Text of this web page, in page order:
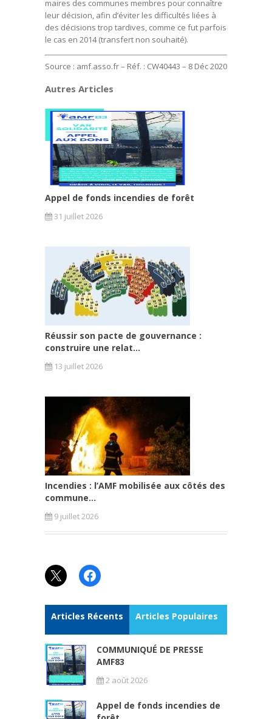
maires des communes membres pour connaître
leur décision, afin d’éviter les difficultés liées à
des décisions trop tardives, comme ce fut parfois
le cas en 2014 (transfert non souhaité).
Source : amf.asso.fr – Réf. : CW40443 – 8 Déc 2020
Autres Articles
Appel de fonds incendies de forêt
31 juillet 2026
Réussir son pacte de gouvernance :
construire une relat...
13 juillet 2026
Incendies : l’AMF mobilisée aux côtés des
commune...
9 juillet 2026
X Facebook
Articles Récents Articles Populaires
COMMUNIQUÉ DE PRESSE
AMF83
2 août 2026
Appel de fonds incendies de